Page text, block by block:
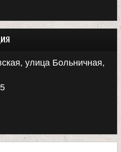
улица Больничная,